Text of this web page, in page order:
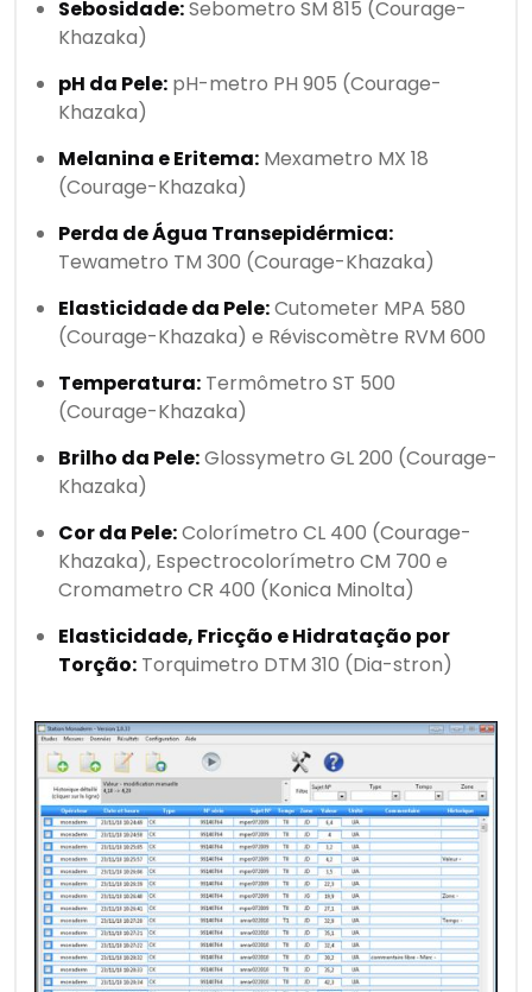
Sebosidade:Sebometro SM 815 (Courage-
Khazaka)
pH da Pele: pH-metro PH 905 (Courage-
Khazaka)
Melanina e Eritema: Mexametro MX 18
(Courage-Khazaka)
Perda de Água Transepidérmica:
Tewametro TM 300 (Courage-Khazaka)
Elasticidade da Pele:Cutometer MPA 580
(Courage-Khazaka) e Réviscomètre RVM 600
Temperatura: Termômetro ST 500
(Courage-Khazaka)
Brilho da Pele:Glossymetro GL 200 (Courage-
Khazaka)
Cor da Pele:Colorímetro CL 400 (Courage-
Khazaka), Espectrocolorímetro CM 700 e
Cromametro CR 400 (Konica Minolta)
Elasticidade, Fricção e Hidratação por
Torção: Torquimetro DTM 310 (Dia-stron)